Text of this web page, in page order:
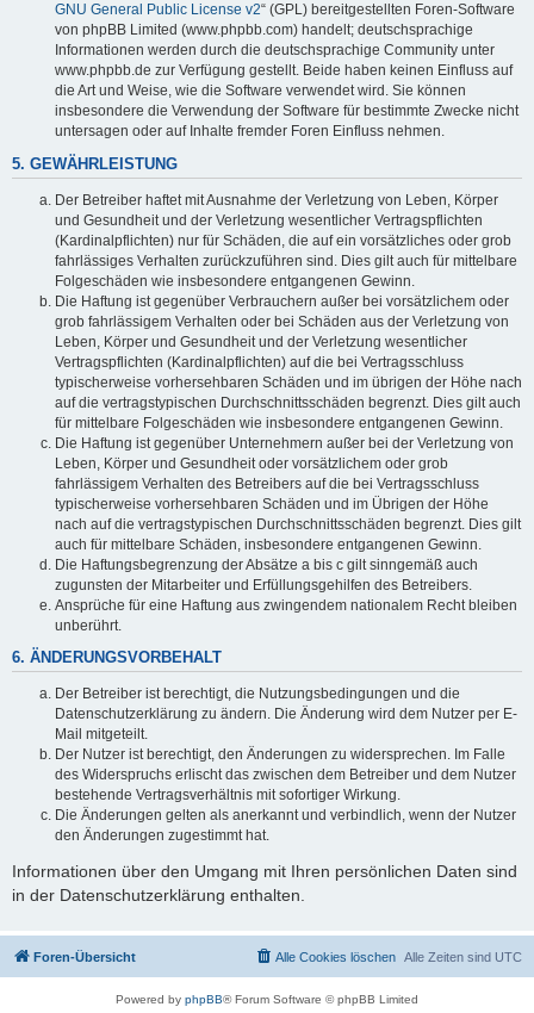
GNU General Public License v2“ (GPL) bereitgestellten Foren-Software
von phpBB Limited (www.phpbb.com) handelt; deutschsprachige
Informationen werden durch die deutschsprachige Community unter
www.phpbb.de zur Verfügung gestellt. Beide haben keinen Einfluss auf
die Art und Weise, wie die Software verwendet wird. Sie können
insbesondere die Verwendung der Software für bestimmte Zwecke nicht
untersagen oder auf Inhalte fremder Foren Einfluss nehmen.
5. GEWÄHRLEISTUNG
Der Betreiber haftet mit Ausnahme der Verletzung von Leben, Körper
und Gesundheit und der Verletzung wesentlicher Vertragspflichten
(Kardinalpflichten) nur für Schäden, die auf ein vorsätzliches oder grob
fahrlässiges Verhalten zurückzuführen sind. Dies gilt auch für mittelbare
Folgeschäden wie insbesondere entgangenen Gewinn.
Die Haftung ist gegenüber Verbrauchern außer bei vorsätzlichem oder
grob fahrlässigem Verhalten oder bei Schäden aus der Verletzung von
Leben, Körper und Gesundheit und der Verletzung wesentlicher
Vertragspflichten (Kardinalpflichten) auf die bei Vertragsschluss
typischerweise vorhersehbaren Schäden und im übrigen der Höhe nach
auf die vertragstypischen Durchschnittsschäden begrenzt. Dies gilt auch
für mittelbare Folgeschäden wie insbesondere entgangenen Gewinn.
Die Haftung ist gegenüber Unternehmern außer bei der Verletzung von
Leben, Körper und Gesundheit oder vorsätzlichem oder grob
fahrlässigem Verhalten des Betreibers auf die bei Vertragsschluss
typischerweise vorhersehbaren Schäden und im Übrigen der Höhe
nach auf die vertragstypischen Durchschnittsschäden begrenzt. Dies gilt
auch für mittelbare Schäden, insbesondere entgangenen Gewinn.
Die Haftungsbegrenzung der Absätze a bis c gilt sinngemäß auch
zugunsten der Mitarbeiter und Erfüllungsgehilfen des Betreibers.
Ansprüche für eine Haftung aus zwingendem nationalem Recht bleiben
unberührt.
6. ÄNDERUNGSVORBEHALT
Der Betreiber ist berechtigt, die Nutzungsbedingungen und die
Datenschutzerklärung zu ändern. Die Änderung wird dem Nutzer per E-
Mail mitgeteilt.
Der Nutzer ist berechtigt, den Änderungen zu widersprechen. Im Falle
des Widerspruchs erlischt das zwischen dem Betreiber und dem Nutzer
bestehende Vertragsverhältnis mit sofortiger Wirkung.
Die Änderungen gelten als anerkannt und verbindlich, wenn der Nutzer
den Änderungen zugestimmt hat.
Informationen über den Umgang mit Ihren persönlichen Daten sind
in der Datenschutzerklärung enthalten.
Foren-Übersicht Alle Zeiten sind UTC
Alle Cookies löschen
Powered by phpBB® Forum Software © phpBB Limited